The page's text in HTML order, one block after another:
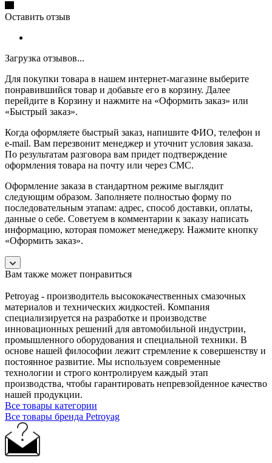
Оставить отзыв
Загрузка отзывов...
Для покупки товара в нашем интернет-магазине выберите
понравившийся товар и добавьте его в корзину. Далее
перейдите в Корзину и нажмите на «Оформить заказ» или
«Быстрый заказ».
Когда оформляете быстрый заказ, напишите ФИО, телефон и
e-mail. Вам перезвонит менеджер и уточнит условия заказа.
По результатам разговора вам придет подтверждение
оформления товара на почту или через СМС.
Оформление заказа в стандартном режиме выглядит
следующим образом. Заполняете полностью форму по
последовательным этапам: адрес, способ доставки, оплаты,
данные о себе. Советуем в комментарии к заказу написать
информацию, которая поможет менеджеру. Нажмите кнопку
«Оформить заказ».
Вам также может понравиться
Petroyag - производитель высококачественных смазочных
материалов и технических жидкостей. Компания
специализируется на разработке и производстве
инновационных решений для автомобильной индустрии,
промышленного оборудования и специальной техники. В
основе нашей философии лежит стремление к совершенству и
постоянное развитие. Мы используем современные
технологии и строго контролируем каждый этап
производства, чтобы гарантировать непревзойденное качество
нашей продукции.
Все товары категории
Все товары бренда Petroyag